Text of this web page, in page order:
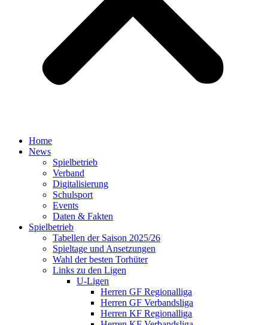
Home
News
Spielbetrieb
Verband
Digitalisierung
Schulsport
Events
Daten & Fakten
Spielbetrieb
Tabellen der Saison 2025/26
Spieltage und Ansetzungen
Wahl der besten Torhüter
Links zu den Ligen
U-Ligen
Herren GF Regionalliga
Herren GF Verbandsliga
Herren KF Regionalliga